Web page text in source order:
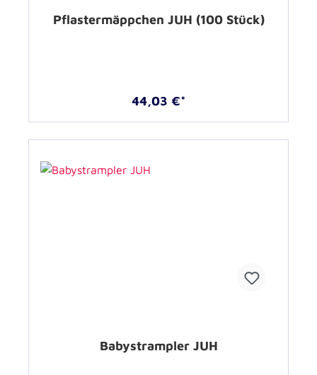
Pflastermäppchen JUH (100 Stück)
44,03 €*
Babystrampler JUH